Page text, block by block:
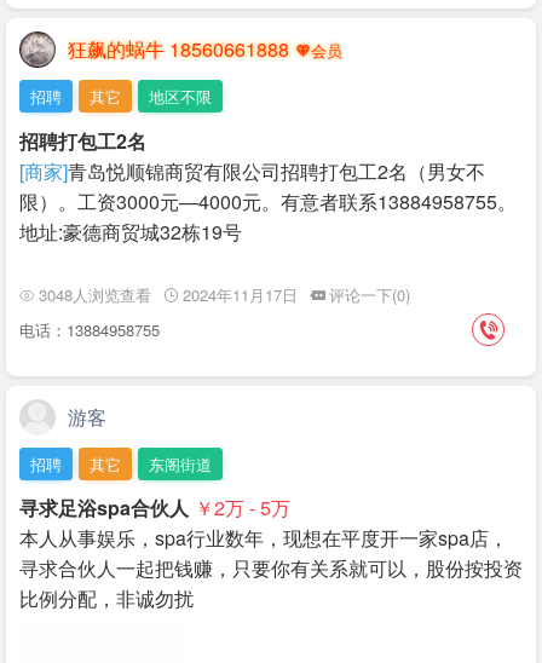
狂飙的蜗牛 18560661888
招聘 其它 地区不限
招聘打包工2名
[商家]青岛悦顺锦商贸有限公司招聘打包工2名（男女不
限）。工资3000元—4000元。有意者联系13884958755。
地址:豪德商贸城32栋19号
3048人浏览查看 2024年11月17日
评论一下(0)
电话：13884958755
游客
招聘 其它 东阁街道
寻求足浴spa合伙人 ￥2万- 5万
本人从事娱乐，spa行业数年，现想在平度开一家spa店，
寻求合伙人一起把钱赚，只要你有关系就可以，股份按投资
比例分配，非诚勿扰